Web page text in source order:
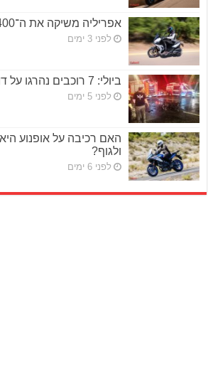
אפריליה משיקה את ה־SR GT 400 בישראל
לפני 3 ימים
ביולי: 7 רוכבים נהרגו על דו־גלגלי
לפני 5 ימים
האם רכיבה על אופנוע
ולגוף?
לפני 6 ימים